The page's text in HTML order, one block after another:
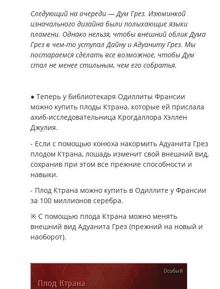
Следующий на очереди — Дум Грез. Изюминкой
изначального дизайна были полыхающие языки
пламени. Однако нельзя, чтобы внешний облик Дума
Грез в чем-то уступал Дайну и Адуаниту Грез. Мы
постараемся сделать все возможное, чтобы Дум
стал не менее стильным, чем его собратья.
● Теперь у библиотекаря Одиллиты Франсии
можно купить плоды Ктрана, которые ей прислала
ахиб-исследовательница Крогдаллора Хэллен
Джулия.
- Если с помощью конюха накормить Адуанита Грез
плодом Ктрана, лошадь изменит свой внешний вид,
сохранив при этом все прежние способности и
навыки.
- Плод Ктрана можно купить в Одиллите у Франсии
за 100 миллионов серебра.
※ С помощью плода Ктрана можно менять
внешний вид Адуанита Грез (прежний на новый и
наоборот).